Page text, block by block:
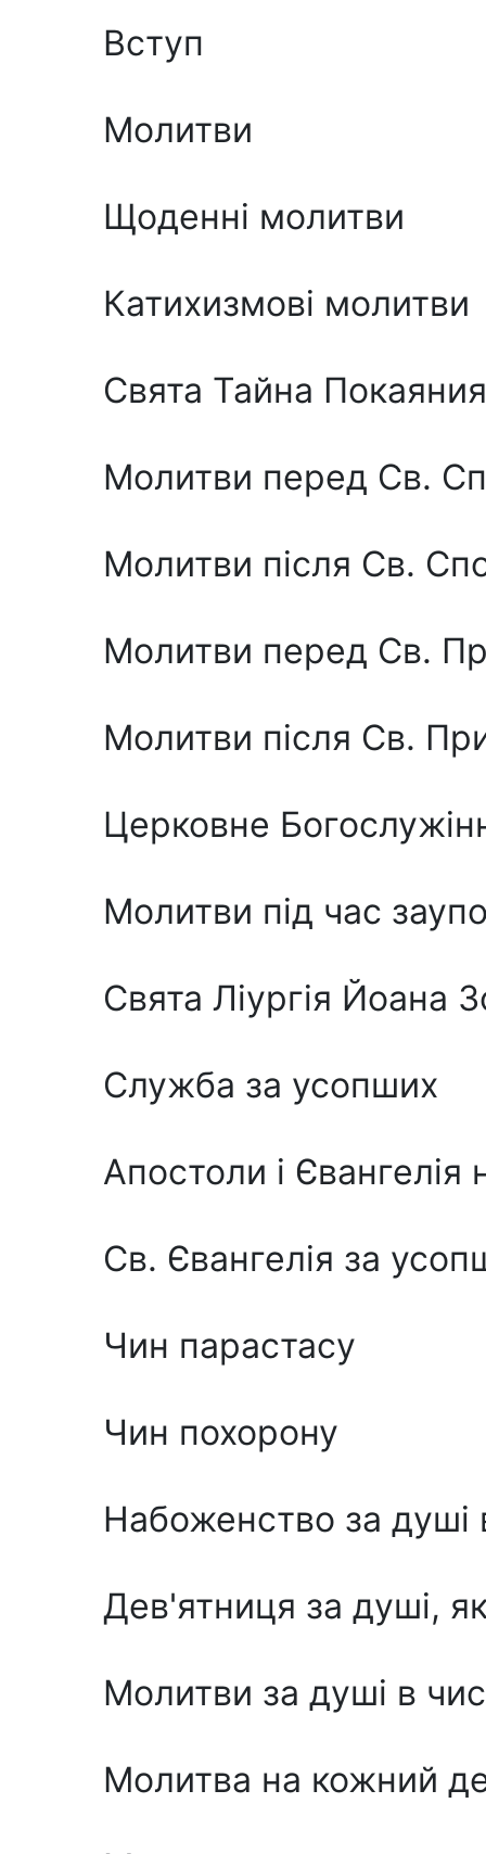
Вступ
Молитви
Щоденні молитви
Катихизмові молитви
Свята Тайна Покаяния
Молитви перед Св.
Молитви після Св.
Молитви перед Св.
Молитви після Св.
Церковне
Молитви під час
Свята Ліургія Йоана
Служба за усопших
Апостоли і
Св. Євангелія за
Чин парастасу
Чин похорону
Набоженство за душі
Дев'ятниця за душі,
Молитви за душі в
Молитва на кожний